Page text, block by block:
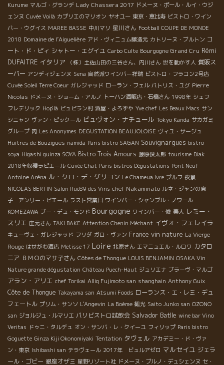
Kurume マルゴ・グランデ Lady Chassera 2017 ドメーヌ・ポール・ルイ・ウジ
ェンヌ Cuvée Voilà カプリエのマリオン ヤオユー 東京・恵比寿 ビストロ・ワイン
バー・ウグイス MAREE BASSE 中川マリ 星川さん Football COUPE DE MONDE
2018 Domaine de l’Aiguelière アド・ヴィニュム醸造元 カトリーヌ・ブルトン コ
ート・ド・ピィ シャトー・エグイユ Carbo Culte Bourgogne Grand Cru Rémi
DUFAITRE イタリア （株）土佐山田の三谷さん、内川さん 世を動かす人 質販ス
ーパー アンディジェンヌ Sena 自然派ワインバー祥瑞 ビストロ・フラコン2号店
Cuvée Soleil Terre Coeur ガレジャッド ローラン・フェル パトリス・ユグ Pierre
Nicolas ドメーヌ・ショーム・アルノ トーハン酒販店・石橋さん 1998年 シェフ
フレデリック Hop'là ピュピラン村 酒屋・よろずや Yve chef Les Beaux Macs サン
シニャン ヴァン・ピックール ビュヴォン・ナチュール Tokyo Kanda サカガミ
グループ 肉 Les Anonymes DEGUSTATION BEAUJOLOISE ヴィユ・サージュ
Huitres de Bouzigues namida Paris bistro SAGAN Souvignargues bistro
soya Higashi guinza SOYA Bistro Trois Amours 藤原俊太郎 tourisme Diak
2018年収穫ラピエール Cuvée Chat Paris bistros Dégustations Pont Neuf
Antoine Aréna ル・クロ・デ・グリヨン Le Chameua Ivre プルフ 夜景
NICOLAS BERTIN Salon Rue89 des Vins chef Nakaminato ルネ・ジャンの息
子 アンリー・ピエール ラスト営業日 ワインバー・シャンブル・ノワール
KOMEZAWA ブー・デュ・モンド Bourgogne ワインバー・俊 美人 レミー・
スリエ 庄元さん TAKI BAKE Attention Chenin Méchant イヴォ・フェレイラ
キューヴェ・ガレジャッド フリダ ガロ・ヴァン France vin nature La Vierge
Rouge はせがわ酒店 Metisse 17 Loire 北原さん エマニュエル・ルロワ カタロ
ニア ＢＭＯのマサ子さん Côtes de Thongue LOUIS BENJAMIN OSAKA Vin
Nature grande dégustation Château Puech-Haut ジュリエナ ブラーヴ・マルゴ
アラン・アリエ chef Torikai Alliq Fujimoto san shanghain Anthony Guix
Côte de Thongue Takayama san Atsumi Foods ローランス・エ・レミ・デュ
フェートル プリム・サンソ L'Angevin La Boème 観光 Saito Junko san OZONO
san ジョルジュ・ルマリエ パリビストロ試飲会 Salvador Batlle wine bar Vino
Veritas ドゥニ・タルデュ オン・サンバ・レ・クイーユ フィリップ Paris bistro
Goguette Ginza Kiji Okonomiyaki Tentation タヴェル アカデミー・ド・ヴァ
ン・東京 Ishibashi san テラヴェール 2017年 ビュルアゼロ マルセイユ ジェラ
ール・ゴビー 銀座オザミ 星野リゾート社 ドメーヌ・ブルノ・デュシェンヌ セ・